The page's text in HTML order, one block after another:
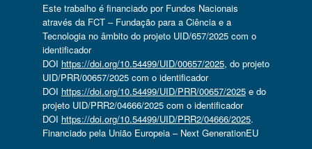
Este trabalho é financiado por Fundos Nacionais
através da FCT – Fundação para a Ciência e a
Tecnologia no âmbito do projeto UID/657/2025 com o
identificador
DOI https://doi.org/10.54499/UID/00657/2025, do projeto
UID/PRR/00657/2025 com o identificador
DOI https://doi.org/10.54499/UID/PRR/00657/2025e do
projeto UID/PRR2/04666/2025 com o identificador
DOI https://doi.org/10.54499/UID/PRR2/04666/2025.
Financiado pela União Europeia – Next GenerationEU